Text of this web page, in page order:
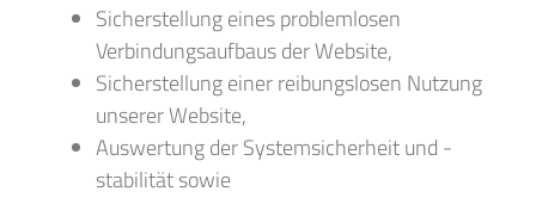
Sicherstellung eines problemlosen
Verbindungsaufbaus der Website,
Sicherstellung einer reibungslosen Nutzung
unserer Website,
Auswertung der Systemsicherheit und -
stabilität sowie